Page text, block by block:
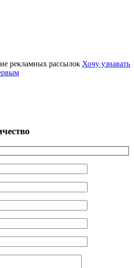
рекламных рассылок Хочу узнавать